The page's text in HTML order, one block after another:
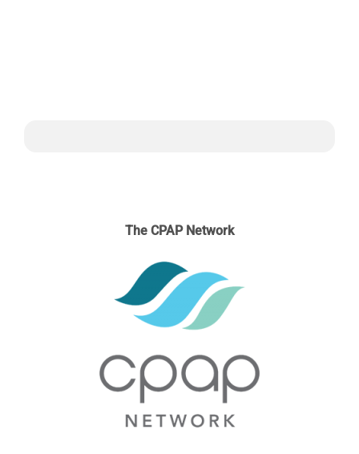
The CPAP Network